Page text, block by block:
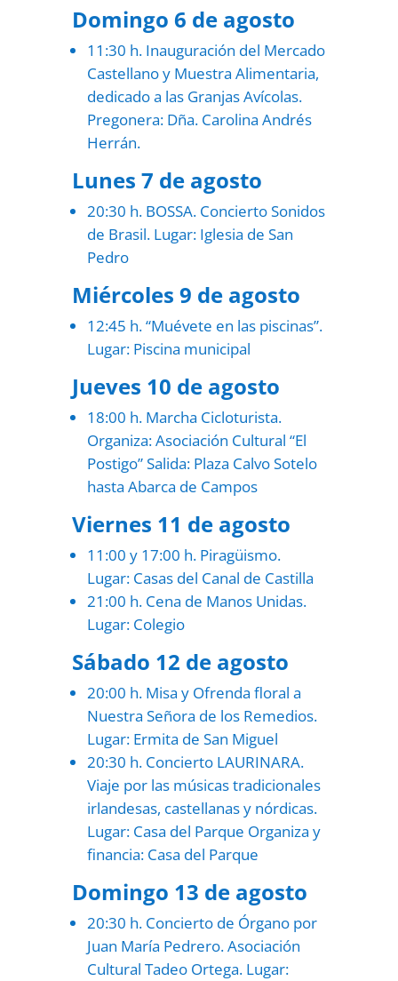
Domingo 6 de agosto
11:30 h. Inauguración del Mercado
Castellano y Muestra Alimentaria,
dedicado a las Granjas Avícolas.
Pregonera: Dña. Carolina Andrés
Herrán.
Lunes 7 de agosto
20:30 h. BOSSA. Concierto Sonidos
de Brasil. Lugar: Iglesia de San
Pedro
Miércoles 9 de agosto
12:45 h. “Muévete en las piscinas”.
Lugar: Piscina municipal
Jueves 10 de agosto
18:00 h. Marcha Cicloturista.
Organiza: Asociación Cultural “El
Postigo” Salida: Plaza Calvo Sotelo
hasta Abarca de Campos
Viernes 11 de agosto
11:00 y 17:00 h. Piragüismo.
Lugar: Casas del Canal de Castilla
21:00 h. Cena de Manos Unidas.
Lugar: Colegio
Sábado 12 de agosto
20:00 h. Misa y Ofrenda floral a
Nuestra Señora de los Remedios.
Lugar: Ermita de San Miguel
20:30 h. Concierto LAURINARA.
Viaje por las músicas tradicionales
irlandesas, castellanas y nórdicas.
Lugar: Casa del Parque Organiza y
financia: Casa del Parque
Domingo 13 de agosto
20:30 h. Concierto de Órgano por
Juan María Pedrero. Asociación
Cultural Tadeo Ortega. Lugar: